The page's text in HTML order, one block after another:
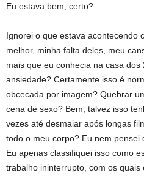
Eu estava bem, certo?
Ignorei o que estava acontecendo
melhor, minha falta deles, meu
mais que eu conhecia na casa
ansiedade? Certamente isso é
obcecada por imagem? Quebrar
cena de sexo? Bem, talvez isso
vezes até desmaiar após longas
todo o meu corpo? Eu nem pensei
Eu apenas classifiquei isso como
trabalho ininterrupto, com os quais